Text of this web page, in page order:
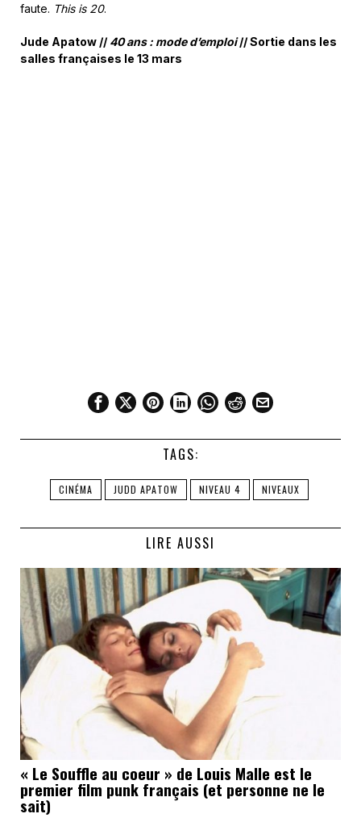
faute. This is 20.
Jude Apatow // 40 ans : mode d’emploi// Sortie dans les
salles françaises le 13 mars
TAGS:
CINÉMA JUDD APATOW NIVEAU 4 NIVEAUX
LIRE AUSSI
« Le Souffle au coeur » de Louis Malle est le
premier film punk français (et personne ne le
sait)